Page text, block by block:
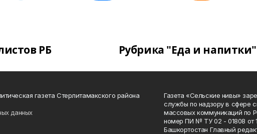
РБ Рубрика "Еда и напитки"
газета Стерлитамакского района
данных
Газета «Сельские нивы»
службы по надзору в сфере
массовых коммуникаций по
номер ПИ № ТУ 02 - 01808 от
Башкортостан Главный